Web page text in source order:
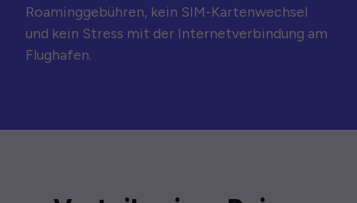
Roaminggebühren, kein SIM-Kartenwechsel
und kein Stress mit der Internetverbindung am
Flughafen.